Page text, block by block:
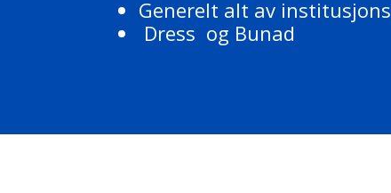
Generelt alt av
Dress og Bunad